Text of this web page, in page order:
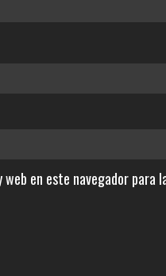
en este navegador para